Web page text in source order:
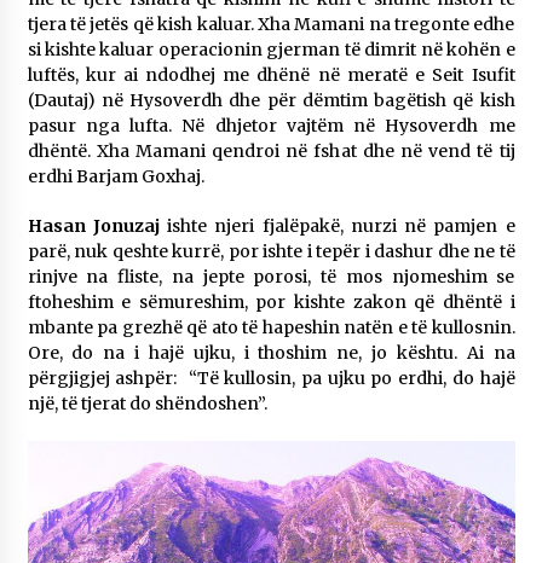
tjera të jetës që kish kaluar. Xha Mamani na tregonte edhe
si kishte kaluar operacionin gjerman të dimrit në kohën e
luftës, kur ai ndodhej me dhënë në meratë e Seit Isufit
(Dautaj) në Hysoverdh dhe për dëmtim bagëtish që kish
pasur nga lufta. Në dhjetor vajtëm në Hysoverdh me
dhëntë. Xha Mamani qendroi në fshat dhe në vend të tij
erdhi Barjam Goxhaj.
Hasan Jonuzajishte njeri fjalëpakë, nurzi në pamjen e
parë, nuk qeshte kurrë, por ishte i tepër i dashur dhe ne të
rinjve na fliste, na jepte porosi, të mos njomeshim se
ftoheshim e sëmureshim, por kishte zakon që dhëntë i
mbante pa grezhë që ato të hapeshin natën e të kullosnin.
Ore, do na i hajë ujku, i thoshim ne, jo kështu. Ai na
përgjigjej ashpër: “Të kullosin, pa ujku po erdhi, do hajë
një, të tjerat do shëndoshen”.